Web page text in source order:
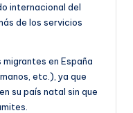
internacional del
de los servicios
en España
etc.), ya que
su país natal sin que